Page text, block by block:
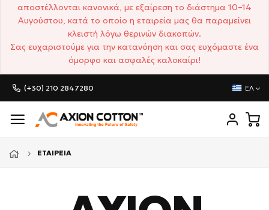
αποστέλλονται κανονικά, με εξαίρεση το διάστημα 10–14
Αυγούστου, κατά το οποίο η εταιρεία μας θα παραμείνει
κλειστή λόγω θερινών διακοπών.
Σας ευχαριστούμε για την κατανόηση και σας ευχόμαστε ένα
όμορφο και ασφαλές καλοκαίρι!
(+30) 210 2847280 ΕΛ
ΕΤΑΙΡΕΊΑ